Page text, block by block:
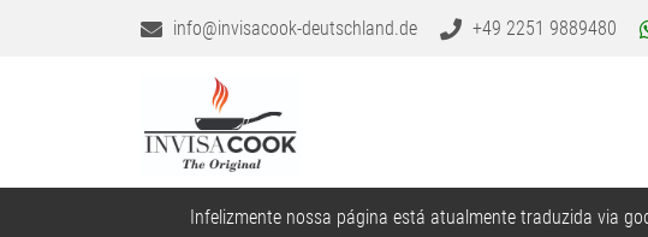
info@invisacook-deutschland.de +49 2251 9889480
Infelizmente nossa página está atualmente traduzida via